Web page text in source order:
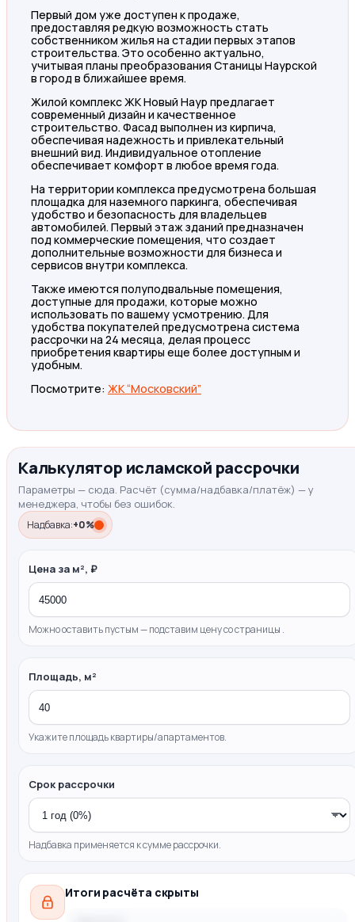
Первый дом уже доступен к продаже,
предоставляя редкую возможность стать
собственником жилья на стадии первых этапов
строительства. Это особенно актуально,
учитывая планы преобразования Станицы Наурской
в город в ближайшее время.
Жилой комплекс ЖК Новый Наур предлагает
современный дизайн и качественное
строительство. Фасад выполнен из кирпича,
обеспечивая надежность и привлекательный
внешний вид. Индивидуальное отопление
обеспечивает комфорт в любое время года.
На территории комплекса предусмотрена большая
площадка для наземного паркинга, обеспечивая
удобство и безопасность для владельцев
автомобилей. Первый этаж зданий предназначен
под коммерческие помещения, что создает
дополнительные возможности для бизнеса и
сервисов внутри комплекса.
Также имеются полуподвальные помещения,
доступные для продажи, которые можно
использовать по вашему усмотрению. Для
удобства покупателей предусмотрена система
рассрочки на 24 месяца, делая процесс
приобретения квартиры еще более доступным и
удобным.
Посмотрите: ЖК “Московский”
Калькулятор исламской рассрочки
Параметры — сюда. Расчёт (сумма/надбавка/платёж) — у
менеджера, чтобы без ошибок.
Надбавка:+0%
Цена за м², ₽
Можно оставить пустым — подставим цену со страницы .
Площадь, м²
Укажите площадь квартиры/апартаментов.
Срок рассрочки
Надбавка применяется к сумме рассрочки.
Итоги расчёта скрыты